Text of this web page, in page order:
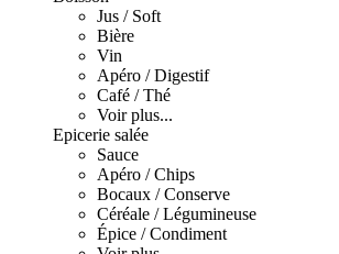
Jus / Soft
Bière
Vin
Apéro / Digestif
Café / Thé
Voir plus...
Epicerie salée
Sauce
Apéro / Chips
Bocaux / Conserve
Céréale / Légumineuse
Épice / Condiment